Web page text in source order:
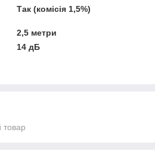
Так (комісія 1,5%)
2,5 метри
14 дБ
товар